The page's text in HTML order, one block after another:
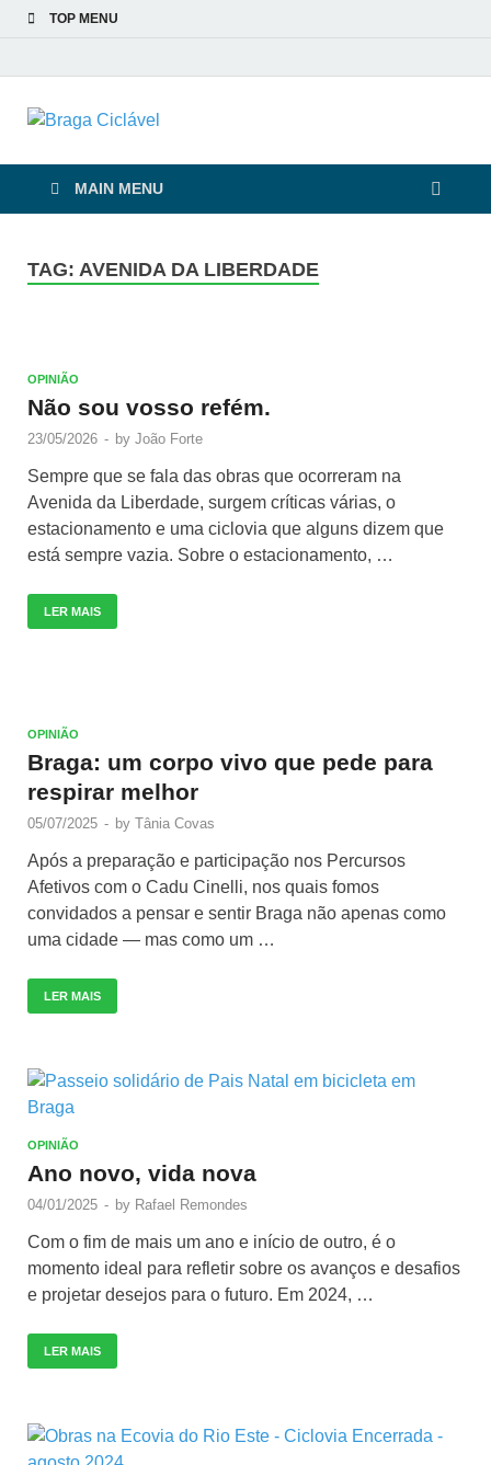
TOP MENU
Braga Ciclável
MAIN MENU
TAG: AVENIDA DA LIBERDADE
OPINIÃO
Não sou vosso refém.
23/05/2026 - by João Forte
Sempre que se fala das obras que ocorreram na
Avenida da Liberdade, surgem críticas várias, o
estacionamento e uma ciclovia que alguns dizem que
está sempre vazia. Sobre o estacionamento, …
LER MAIS
OPINIÃO
Braga: um corpo vivo que pede para
respirar melhor
05/07/2025 - by Tânia Covas
Após a preparação e participação nos Percursos
Afetivos com o Cadu Cinelli, nos quais fomos
convidados a pensar e sentir Braga não apenas como
uma cidade — mas como um …
LER MAIS
OPINIÃO
Ano novo, vida nova
04/01/2025 - by Rafael Remondes
Com o fim de mais um ano e início de outro, é o
momento ideal para refletir sobre os avanços e desafios
e projetar desejos para o futuro. Em 2024, …
LER MAIS